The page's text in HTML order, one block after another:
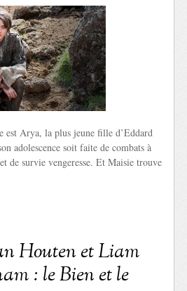
est Arya, la plus jeune fille d’Eddard
adolescence soit faite de combats à
de survie vengeresse. Et Maisie trouve
Houten et Liam
: le Bien et le